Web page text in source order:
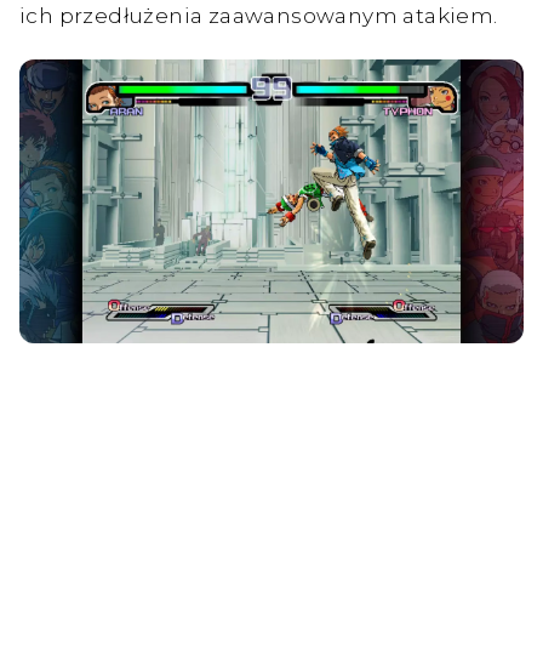
ich przedłużenia zaawansowanym atakiem.